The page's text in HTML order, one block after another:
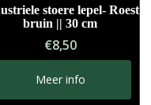
stoere lepel- Roest
bruin || 30 cm
€8,50
Meer info